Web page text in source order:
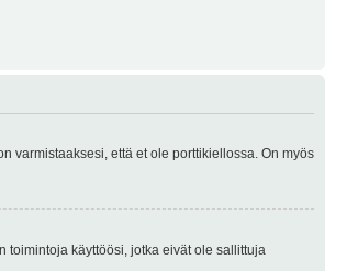
varmistaaksesi, että et ole porttikiellossa. On myös
toimintoja käyttöösi, jotka eivät ole sallittuja